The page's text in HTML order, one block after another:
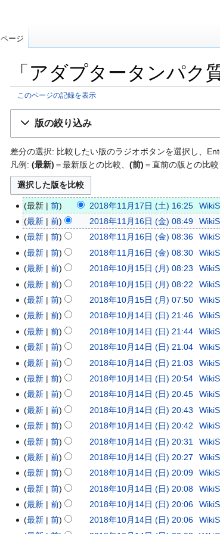
「アダプタータンパク
このページの記録を表示
ー
シ
ョ
ン
に
移
動
移
動
版の絞り込み
差分の選択: 比較したい版のラジオボタンを選択し、
凡例: (最新) ＝最新版との比較、 (前) ＝直前の版との比較
年
月
日
土
最新 前 2018年11月17日 (土) 16:25
編
集
の
要
約
な
し
年
月
日
金
最新 前 2018年11月16日 (金) 08:49
編
の
要
約
な
し
最新 前 2018年11月16日 (金) 08:36
編
集
の
要
約
な
し
最新 前 2018年11月16日 (金) 08:30
編
の
要
約
な
し
年
月
日
月
最新 前 2018年10月15日 (月) 08:23
最新
前 2018年10月15日 (月) 08:22
最新
前 2018年10月15日 (月) 07:50
編
の
要
約
な
し
年
月
日
日
最新 前 2018年10月14日 (日) 21:46
最新
前 2018年10月14日 (日) 21:44
最新
前 2018年10月14日 (日) 21:04
編
の
要
約
な
し
最新 前 2018年10月14日 (日) 21:03
編
集
の
要
約
な
し
最新 前 2018年10月14日 (日) 20:54
最新
前 2018年10月14日 (日) 20:45
編
集
の
要
約
な
し
最新 前 2018年10月14日 (日) 20:43
最新
前 2018年10月14日 (日) 20:42
最新
前 2018年10月14日 (日) 20:31
最新
前 2018年10月14日 (日) 20:27
編
の
要
約
最新 前 2018年10月14日 (日) 20:09
最新
前 2018年10月14日 (日) 20:08
編
集
の
最新 前 2018年10月14日 (日) 20:06
最新
前 2018年10月14日 (日) 20:06
ページ